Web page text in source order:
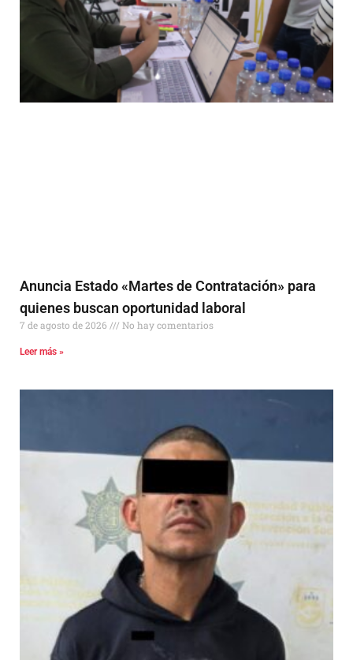
Anuncia Estado «Martes de Contratación» para
quienes buscan oportunidad laboral
7 de agosto de 2026 No hay comentarios
Leer más »